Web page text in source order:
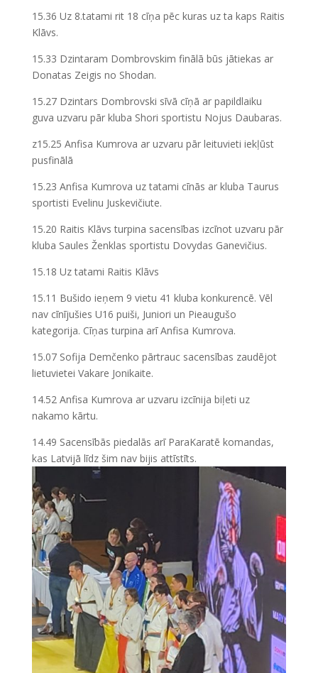
15.36 Uz 8.tatami rit 18 cīņa pēc kuras uz ta kaps Raitis
Klāvs.
15.33 Dzintaram Dombrovskim finālā būs jātiekas ar
Donatas Zeigis no Shodan.
15.27 Dzintars Dombrovski sīvā cīņā ar papildlaiku
guva uzvaru pār kluba Shori sportistu Nojus Daubaras.
z15.25 Anfisa Kumrova ar uzvaru pār leituvieti iekļūst
pusfinālā
15.23 Anfisa Kumrova uz tatami cīnās ar kluba Taurus
sportisti Evelinu Juskevičiute.
15.20 Raitis Klāvs turpina sacensības izcīnot uzvaru pār
kluba Saules Ženklas sportistu Dovydas Ganevičius.
15.18 Uz tatami Raitis Klāvs
15.11 Bušido ieņem 9 vietu 41 kluba konkurencē. Vēl
nav cīnījušies U16 puiši, Juniori un Pieaugušo
kategorija. Cīņas turpina arī Anfisa Kumrova.
15.07 Sofija Demčenko pārtrauc sacensības zaudējot
lietuvietei Vakare Jonikaite.
14.52 Anfisa Kumrova ar uzvaru izcīnija biļeti uz
nakamo kārtu.
14.49 Sacensībās piedalās arī ParaKaratē komandas,
kas Latvijā līdz šim nav bijis attīstīts.